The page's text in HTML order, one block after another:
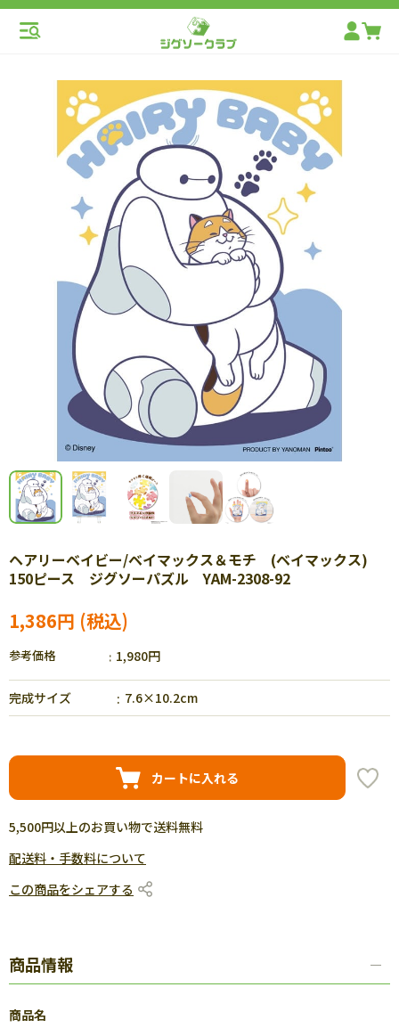
ヘアリーベイビー/ベイマックス＆モチ (ベイマックス)
150ピース ジグソーパズル YAM-2308-92
1,386円
参考価格 1,980円
完成サイズ 7.6×10.2cm
カートに入れる
5,500円以上のお買い物で送料無料
配送料・手数料について
この商品をシェアする
商品情報
商品名